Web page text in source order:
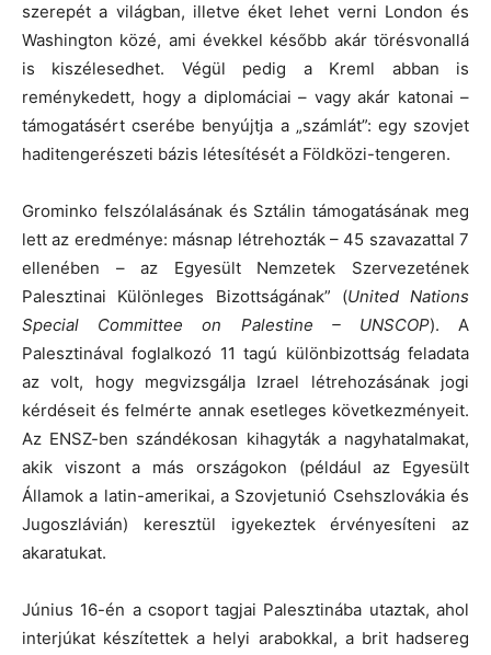
szerepét a világban, illetve éket lehet verni London és
Washington közé, ami évekkel később akár törésvonallá
is kiszélesedhet. Végül pedig a Kreml abban is
reménykedett, hogy a diplomáciai – vagy akár katonai –
támogatásért cserébe benyújtja a „számlát”: egy szovjet
haditengerészeti bázis létesítését a Földközi-tengeren.
Grominko felszólalásának és Sztálin támogatásának meg
lett az eredménye: másnap létrehozták – 45 szavazattal 7
ellenében – az Egyesült Nemzetek Szervezetének
Palesztinai Különleges Bizottságának” (United Nations
Special Committee on Palestine – UNSCOP). A
Palesztinával foglalkozó 11 tagú különbizottság feladata
az volt, hogy megvizsgálja Izrael létrehozásának jogi
kérdéseit és felmérte annak esetleges következményeit.
Az ENSZ-ben szándékosan kihagyták a nagyhatalmakat,
akik viszont a más országokon (például az Egyesült
Államok a latin-amerikai, a Szovjetunió Csehszlovákia és
Jugoszlávián) keresztül igyekeztek érvényesíteni az
akaratukat.
Június 16-én a csoport tagjai Palesztinába utaztak, ahol
interjúkat készítettek a helyi arabokkal, a brit hadsereg